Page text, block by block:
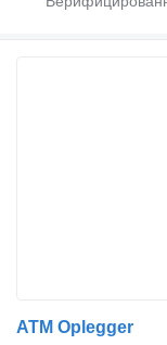
ATM Oplegger